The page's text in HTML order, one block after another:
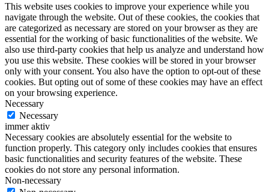
This website uses cookies to improve your experience while you
navigate through the website. Out of these cookies, the cookies that
are categorized as necessary are stored on your browser as they are
essential for the working of basic functionalities of the website. We
also use third-party cookies that help us analyze and understand how
you use this website. These cookies will be stored in your browser
only with your consent. You also have the option to opt-out of these
cookies. But opting out of some of these cookies may have an effect
on your browsing experience.
Necessary
Necessary
immer aktiv
Necessary cookies are absolutely essential for the website to
function properly. This category only includes cookies that ensures
basic functionalities and security features of the website. These
cookies do not store any personal information.
Non-necessary